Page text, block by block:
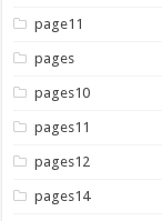
page11
pages
pages10
pages11
pages12
pages14